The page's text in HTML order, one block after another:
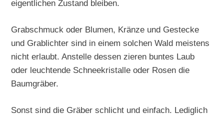
eigentlichen Zustand bleiben.
Grabschmuck oder Blumen, Kränze und Gestecke
und Grablichter sind in einem solchen Wald meistens
nicht erlaubt. Anstelle dessen zieren buntes Laub
oder leuchtende Schneekristalle oder Rosen die
Baumgräber.
Sonst sind die Gräber schlicht und einfach. Lediglich